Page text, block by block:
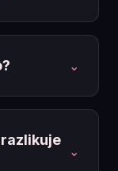
⌄
razlikuje
⌄